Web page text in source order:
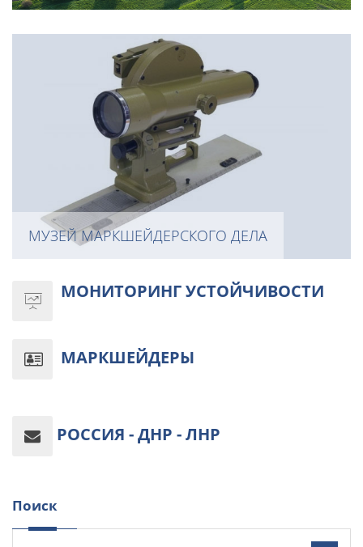
МУЗЕЙ МАРКШЕЙДЕРСКОГО ДЕЛА
МОНИТОРИНГ УСТОЙЧИВОСТИ
МАРКШЕЙДЕРЫ
РОССИЯ - ДНР - ЛНР
Поиск